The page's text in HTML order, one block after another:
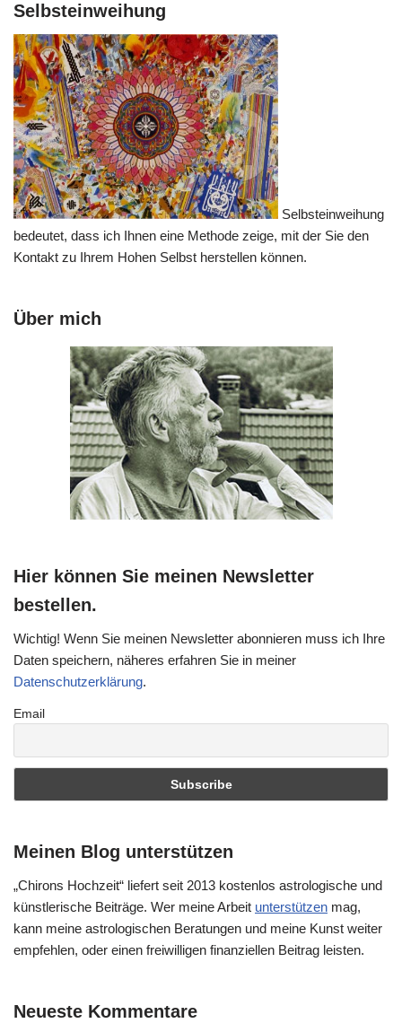
Selbsteinweihung
Selbsteinweihung
bedeutet, dass ich Ihnen eine Methode zeige, mit der Sie den
Kontakt zu Ihrem Hohen Selbst herstellen können.
Über mich
Hier können Sie meinen Newsletter
bestellen.
Wichtig! Wenn Sie meinen Newsletter abonnieren muss ich Ihre
Daten speichern, näheres erfahren Sie in meiner
Datenschutzerklärung.
Email
Meinen Blog unterstützen
„Chirons Hochzeit“ liefert seit 2013 kostenlos astrologische und
künstlerische Beiträge. Wer meine Arbeit unterstützen mag,
kann meine astrologischen Beratungen und meine Kunst weiter
empfehlen, oder einen freiwilligen finanziellen Beitrag leisten.
Neueste Kommentare